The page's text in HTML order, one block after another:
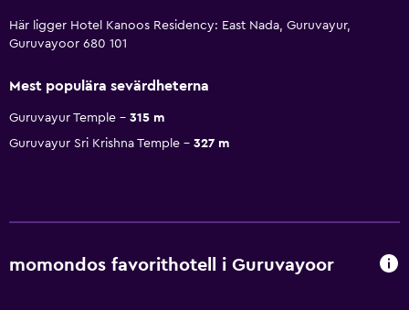
Här ligger Hotel Kanoos Residency: East Nada, Guruvayur,
Guruvayoor 680 101
Mest populära sevärdheterna
Guruvayur Temple
315 m
Guruvayur Sri Krishna Temple
327 m
momondos favorithotell i Guruvayoor